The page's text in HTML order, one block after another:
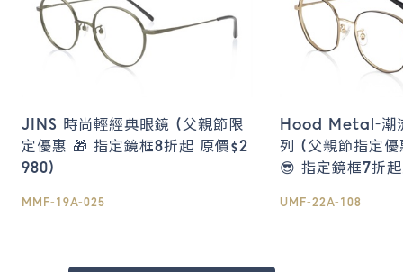
JINS 時尚輕經典眼鏡 (父親節限
定優惠 🎁 指定鏡框8折起 原價$2
980)
MMF-19A-025
Hood Metal-潮
列 (父親節指定優
😎 指定鏡框7折
UMF-22A-108